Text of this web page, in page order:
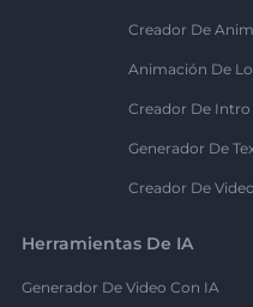
Creador De
Animación De
Creador De Intro
Generador De
Creador De
Herramientas De IA
Generador De Video Con IA